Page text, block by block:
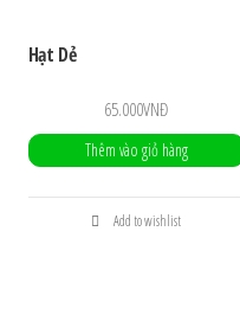
Hạt Dẻ
65.000VNĐ
Thêm vào giỏ hàng
Add to wishlist